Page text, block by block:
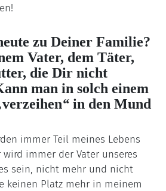
zu Deiner Familie?
Vater, dem Täter,
die Dir nicht
man in solch einem
verzeihen“ in den Mund
immer Teil meines Lebens
immer der Vater unseres
sein, nicht mehr und nicht
keinen Platz mehr in meinem